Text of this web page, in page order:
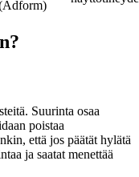
Suurinta osaa
poistaa
että jos päätät hylätä
ja saatat menettää